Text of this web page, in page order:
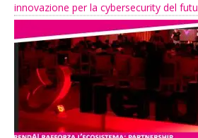
innovazione per la cybersecurity del